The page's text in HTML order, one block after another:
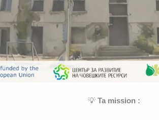
💡 Ta mission :